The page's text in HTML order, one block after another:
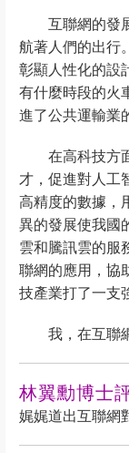
互聯網的發
航著人們的出行
彰顯人性化的設
有什麼時段的火
進了公共運輸業
在高科技方
才，促進對人工
高精度的數據，
異的發展使我國
雲和騰訊雲的服
聯網的應用，協
技產業打了一支
我，在互聯
林翼勳博士
娓娓道出互聯網